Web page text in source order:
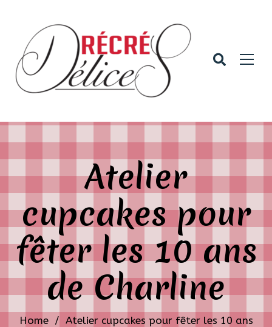
Atelier
cupcakes pour
fêter les 10 ans
de Charline
Home / Atelier cupcakes pour fêter les 10 ans